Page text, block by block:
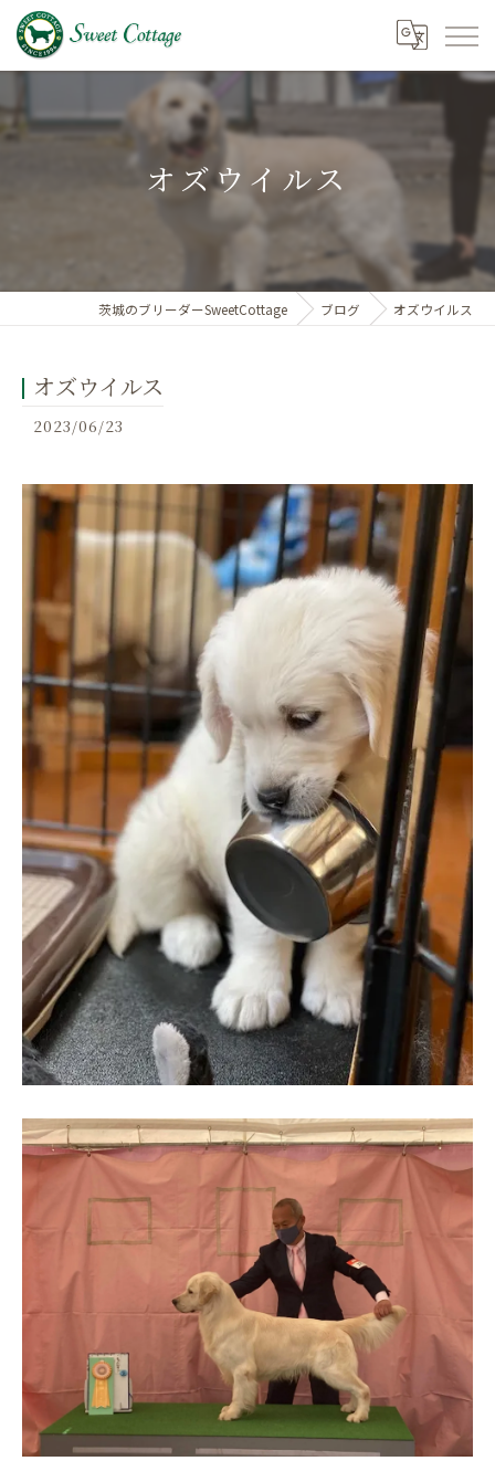
オズウイルス
茨城のブリーダーSweetCottage ブログ オズウイルス
オズウイルス
2023/06/23